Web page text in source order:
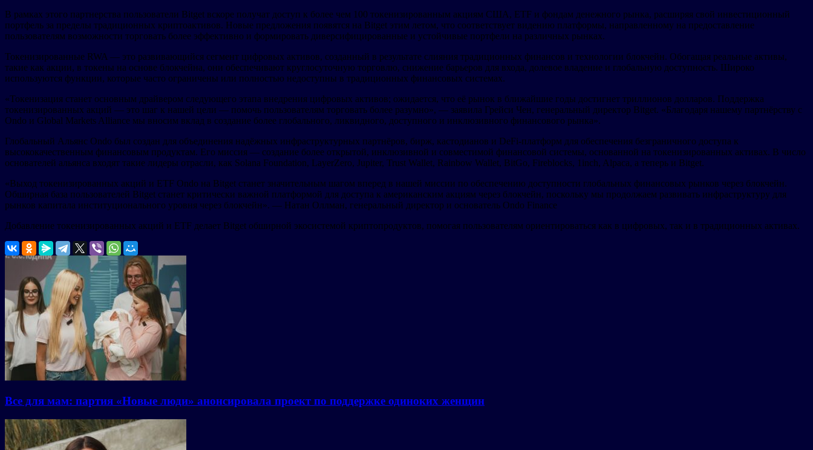
В рамках этого партнерства пользователи Bitget вскоре получат доступ к более чем 100 токенизированным акциям США, ETF и фондам денежного рынка, расширяя свой инвестиционный
портфель за пределы традиционных криптоактивов. Новые предложения появятся на Bitget этим летом, что соответствует видению платформы, направленному на предоставление
пользователям возможности торговать более эффективно и формировать диверсифицированные и устойчивые портфели на различных рынках.
Токенизированные RWA — это развивающийся сегмент цифровых активов, созданный в результате слияния традиционных финансов и технологии блокчейн. Обогащая реальные активы,
такие как акции, в токены на основе блокчейна, они обеспечивают круглосуточную торговлю, снижение барьеров для входа, долевое владение и глобальную доступность. Широко
используются функции, которые часто ограничены или полностью недоступны в традиционных финансовых системах.
«Токенизация станет основным драйвером следующего этапа внедрения цифровых активов; ожидается, что её рынок в ближайшие годы достигнет триллионов долларов. Поддержка
токенизированных акций — это шаг к нашей цели — помочь пользователям торговать более разумно», — заявила Грейси Чен, генеральный директор Bitget. «Благодаря нашему партнёрству с
Ondo и Global Markets Alliance мы вносим вклад в создание более глобального, ликвидного, доступного и инклюзивного финансового рынка».
Глобальный Альянс Ondo был создан для объединения надёжных инфраструктурных партнёров, бирж, кастодианов и DeFi-платформ для обеспечения безграничного доступа к
высококачественным финансовым продуктам. Его миссия — создание более открытой, инклюзивной и совместимой финансовой системы, основанной на токенизированных активах. В число
основателей альянса входят такие лидеры отрасли, как Solana Foundation, LayerZero, Jupiter, Trust Wallet, Rainbow Wallet, BitGo, Fireblocks, 1inch, Alpaca, а теперь и Bitget.
«Выход токенизированных акций и ETF Ondo на Bitget станет значительным шагом вперед в нашей миссии по обеспечению доступности глобальных финансовых рынков через блокчейн.
Обширная база пользователей Bitget станет критически важной платформой для доступа к американским акциям через блокчейн, поскольку мы продолжаем развивать инфраструктуру для
рынков капитала институционального уровня через блокчейн». — Натан Оллман, генеральный директор и основатель Ondo Finance
Добавление токенизированных акций и ETF делает Bitget обширной экосистемой криптопродуктов, помогая пользователям ориентироваться как в цифровых, так и в традиционных активах.
Все для мам: партия «Новые люди» анонсировала проект по поддержке одиноких женщин